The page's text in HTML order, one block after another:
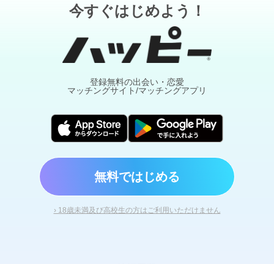
今すぐはじめよう！
登録無料の出会い・恋愛
マッチングサイト/マッチングアプリ
無料ではじめる
› 18歳未満及び高校生の方はご利用いただけません